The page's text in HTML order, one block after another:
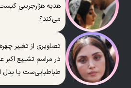
هدیه هزارجریبی
می‌کند؟
تصاویری از تغییر
در مراسم تشییع اکبر
طباطبایی‌ست یا بدل